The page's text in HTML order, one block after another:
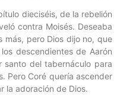
dieciséis, de la rebelión
contra Moisés. Deseaba
más, pero Dios dijo no, que
descendientes de Aarón
santo del tabernáculo para
Pero Coré quería ascender
la adoración de Dios.